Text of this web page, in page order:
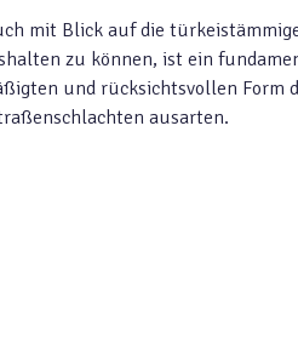
mit Blick auf die
zu können, ist ein
und rücksichtsvollen Form
ausarten.